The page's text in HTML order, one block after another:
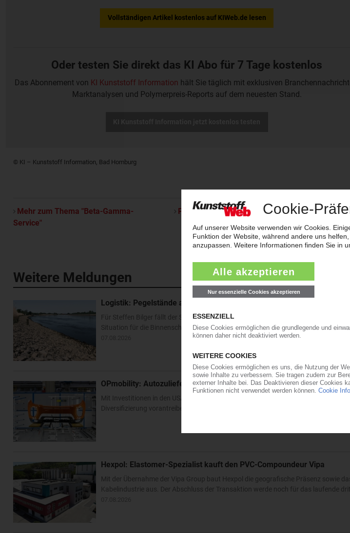
Vollständigen Artikel kostenlos auf KIWeb.de lesen
Oder testen Sie direkt das KI Abo für 7 Tage kostenlos
Das Abonnement von KI Kunststoff Information hält Sie täglich mit exklusiven
Marktanalysen und Polymerpreis-Reports auf dem neuesten Stand.
© KI – Kunststoff Information, Bad Homburg
Mehr zum Thema "Beta-Gamma-
Service"
Per E-Mail weiterleiten
Weitere Meldungen
Logistik: Pegelstände am Rhein erreichen neues Rekordtief
Für Steffen Bilger fällt der Sommerurlaub derzeit so flach wie das Niedrigwasser
Situation für die Binnenschifffahrt hat der frisch gekürte Bundesverkehrsminister
OPmobility: Autozulieferer verstärkt Präsenz in den USA und Asien
Mit Investitionen in den USA und Asien will der Automobilzulieferer OPmobility –
Diversifizierung vorantreiben. Im US-Bundesstaat Ohio errichtet der
Hexpol: Elastomer-Spezialist kauft den PVC-Compoundeur Vipa
Mit der Übernahme der Vipa Group baut Hexpol die geografische Präsenz sowie
Kabelindustrie aus. Der Abschluss der Transaktion werde noch für das laufende